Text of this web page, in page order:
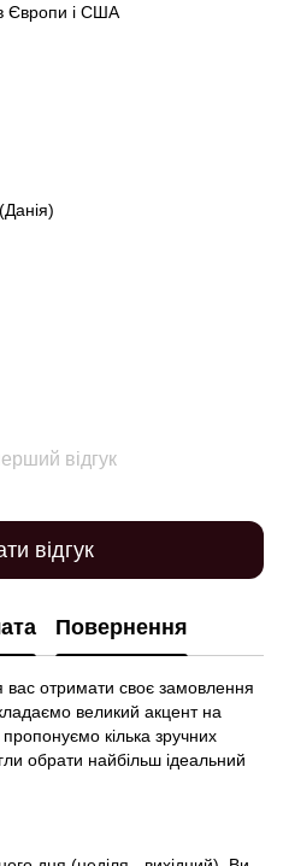
Європи і США
відгук
відгук
Повернення
отримати своє замовлення
великий акцент на
кілька зручних
обрати найбільш ідеальний